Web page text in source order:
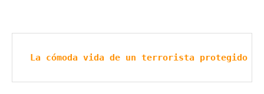
La cómoda vida de un terrorista protegido